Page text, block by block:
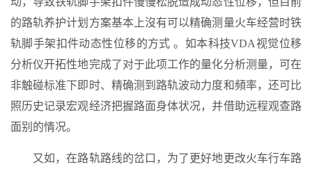
的路轨养护计划方案基本上沒有可以精确测量火车经营时铁
轨脚手架扣件动态性位移的方式 。如本科技VDA视觉位移
分析仪开拓性地完成了对于此项工作的量化分析测量，可在
非触碰标准下即时、精确测到路轨波动力度和頻率，还可比
照历史记录宏观经济把握路面身体状况，并借助远程观查路
面别的情况。
又如，在路轨路线的岔口，为了更好地更改火车行车路